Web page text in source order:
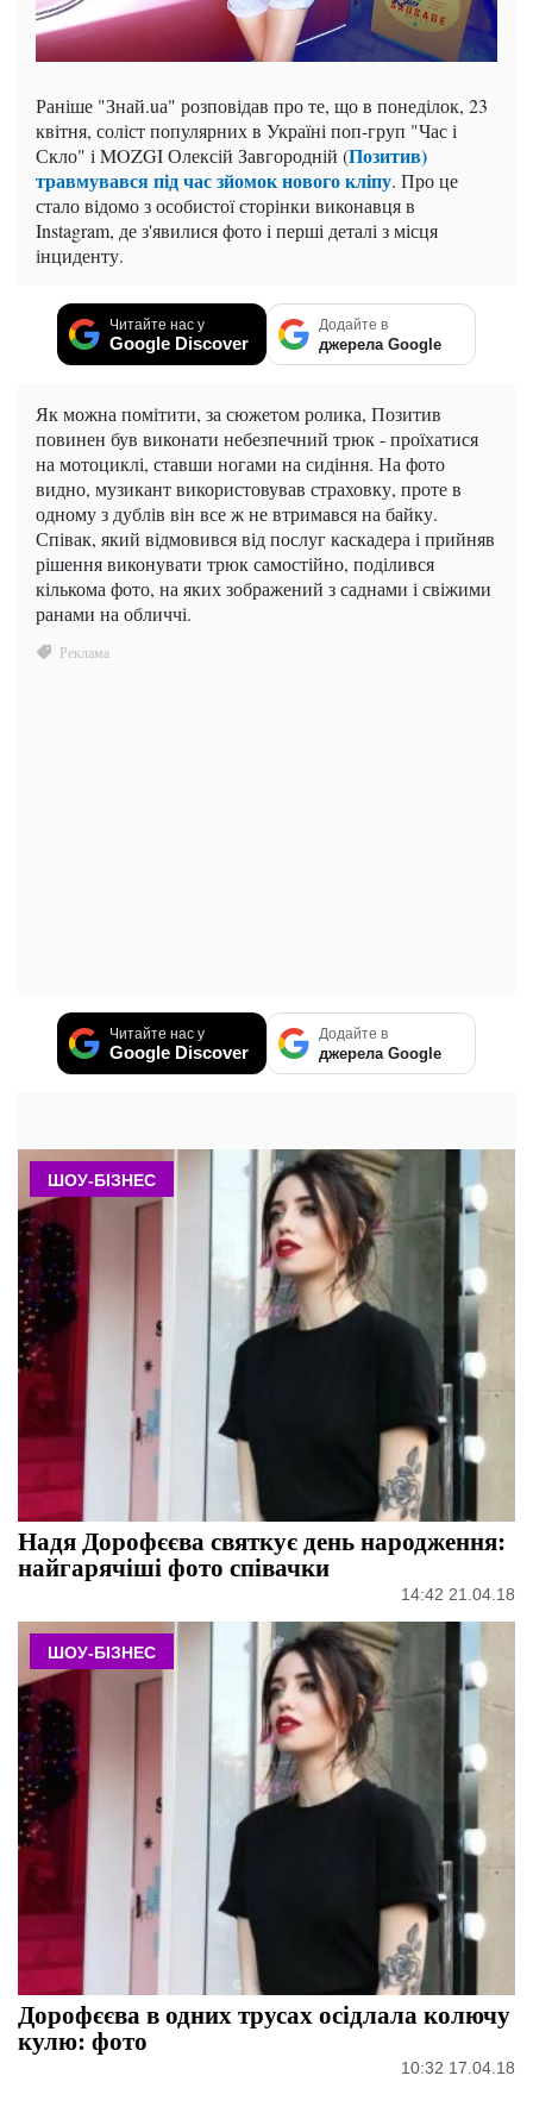
Раніше "Знай.uа" розповідав про те, що в понеділок, 23
квітня, соліст популярних в Україні поп-груп "Час і
Скло" і MOZGI Олексій Завгородній (Позитив)
травмувався під час зйомок нового кліпу. Про це
стало відомо з особистої сторінки виконавця в
Instagram, де з'явилися фото і перші деталі з місця
інциденту.
Читайте нас у
Google Discover
Додайте в
джерела Google
Як можна помітити, за сюжетом ролика, Позитив
повинен був виконати небезпечний трюк - проїхатися
на мотоциклі, ставши ногами на сидіння. На фото
видно, музикант використовував страховку, проте в
одному з дублів він все ж не втримався на байку.
Співак, який відмовився від послуг каскадера і прийняв
рішення виконувати трюк самостійно, поділився
кількома фото, на яких зображений з саднами і свіжими
ранами на обличчі.
Читайте нас у
Google Discover
Додайте в
джерела Google
ШОУ-БІЗНЕС
Надя Дорофєєва святкує день народження:
найгарячіші фото співачки
14:42 21.04.18
ШОУ-БІЗНЕС
Дорофєєва в одних трусах осідлала колючу
кулю: фото
10:32 17.04.18